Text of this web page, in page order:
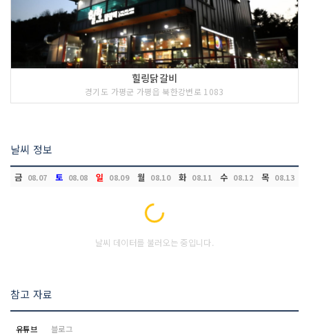
힐링닭갈비
경기도 가평군 가평읍 북한강변로 1083
날씨 정보
금 08.07 토 08.08 일 08.09 월 08.10 화 08.11 수 08.12 목 08.13
Loading...
날씨 데이터를 불러오는 중입니다.
참고 자료
유튜브 블로그